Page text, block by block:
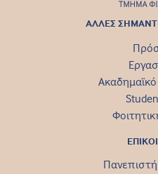
ΑΛΛΕΣ